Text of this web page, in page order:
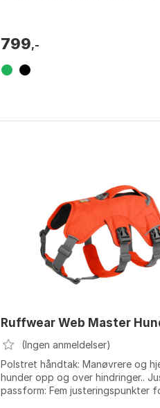
799,-
Ruffwear Web Master
(Ingen anmeldelser)
Polstret håndtak: Manøvrere og
hunder opp og over hindringer..
passform: Fem justeringspunkter